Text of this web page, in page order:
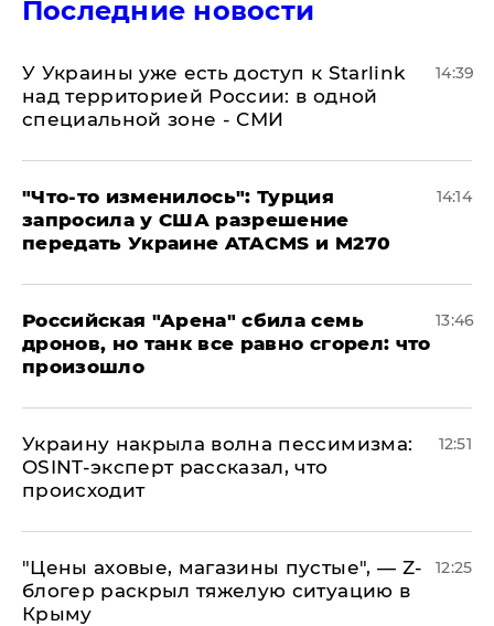
Последние новости
У Украины уже есть доступ к Starlink
над территорией России: в одной
специальной зоне - СМИ
14:39
​"Что-то изменилось": Турция
запросила у США разрешение
передать Украине ATACMS и M270
14:14
​Российская "Арена" сбила семь
дронов, но танк все равно сгорел: что
произошло
13:46
​Украину накрыла волна пессимизма:
OSINT-эксперт рассказал, что
происходит
12:51
​"Цены аховые, магазины пустые", — Z-
блогер раскрыл тяжелую ситуацию в
Крыму
12:25